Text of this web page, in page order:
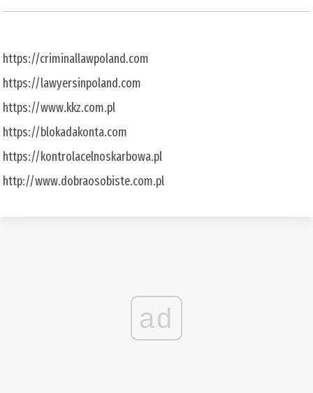
https://criminallawpoland.com
https://lawyersinpoland.com
https://www.kkz.com.pl
https://blokadakonta.com
https://kontrolacelnoskarbowa.pl
http://www.dobraosobiste.com.pl
ad